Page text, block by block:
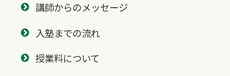
講師からのメッセージ
入塾までの流れ
授業料について